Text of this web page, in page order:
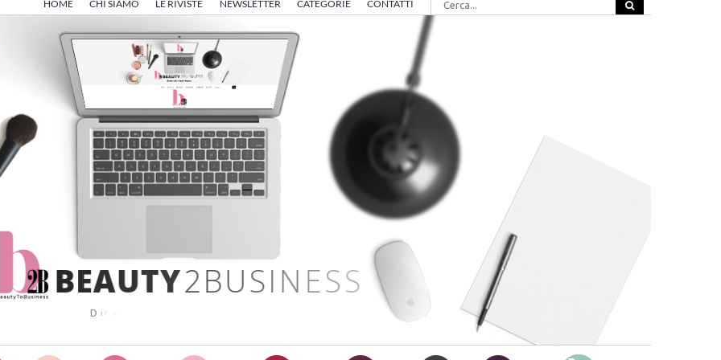
HOME CHI SIAMO LE RIVISTE NEWSLETTER CATEGORIE CONTATTI
per:
BEAUTY2BUSINE SS
D ir